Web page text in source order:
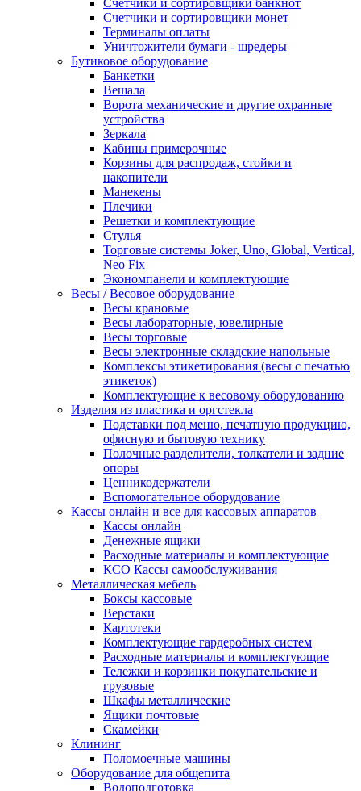
Счетчики и сортировщики банкнот
Счетчики и сортировщики монет
Терминалы оплаты
Уничтожители бумаги - шредеры
Бутиковое оборудование
Банкетки
Вешала
Ворота механические и другие охранные
устройства
Зеркала
Кабины примерочные
Корзины для распродаж, стойки и
накопители
Манекены
Плечики
Решетки и комплектующие
Стулья
Торговые системы Joker, Uno, Global, Vertical,
Neo Fix
Экономпанели и комплектующие
Весы / Весовое оборудование
Весы крановые
Весы лабораторные, ювелирные
Весы торговые
Весы электронные складские напольные
Комплексы этикетирования (весы с печатью
этикеток)
Комплектующие к весовому оборудованию
Изделия из пластика и оргстекла
Подставки под меню, печатную продукцию,
офисную и бытовую технику
Полочные разделители, толкатели и задние
опоры
Ценникодержатели
Вспомогательное оборудование
Кассы онлайн и все для кассовых аппаратов
Кассы онлайн
Денежные ящики
Расходные материалы и комплектующие
КСО Кассы самообслуживания
Металлическая мебель
Боксы кассовые
Верстаки
Картотеки
Комплектующие гардеробных систем
Расходные материалы и комплектующие
Тележки и корзинки покупательские и
грузовые
Шкафы металлические
Ящики почтовые
Скамейки
Клининг
Поломоечные машины
Оборудование для общепита
Водоподготовка